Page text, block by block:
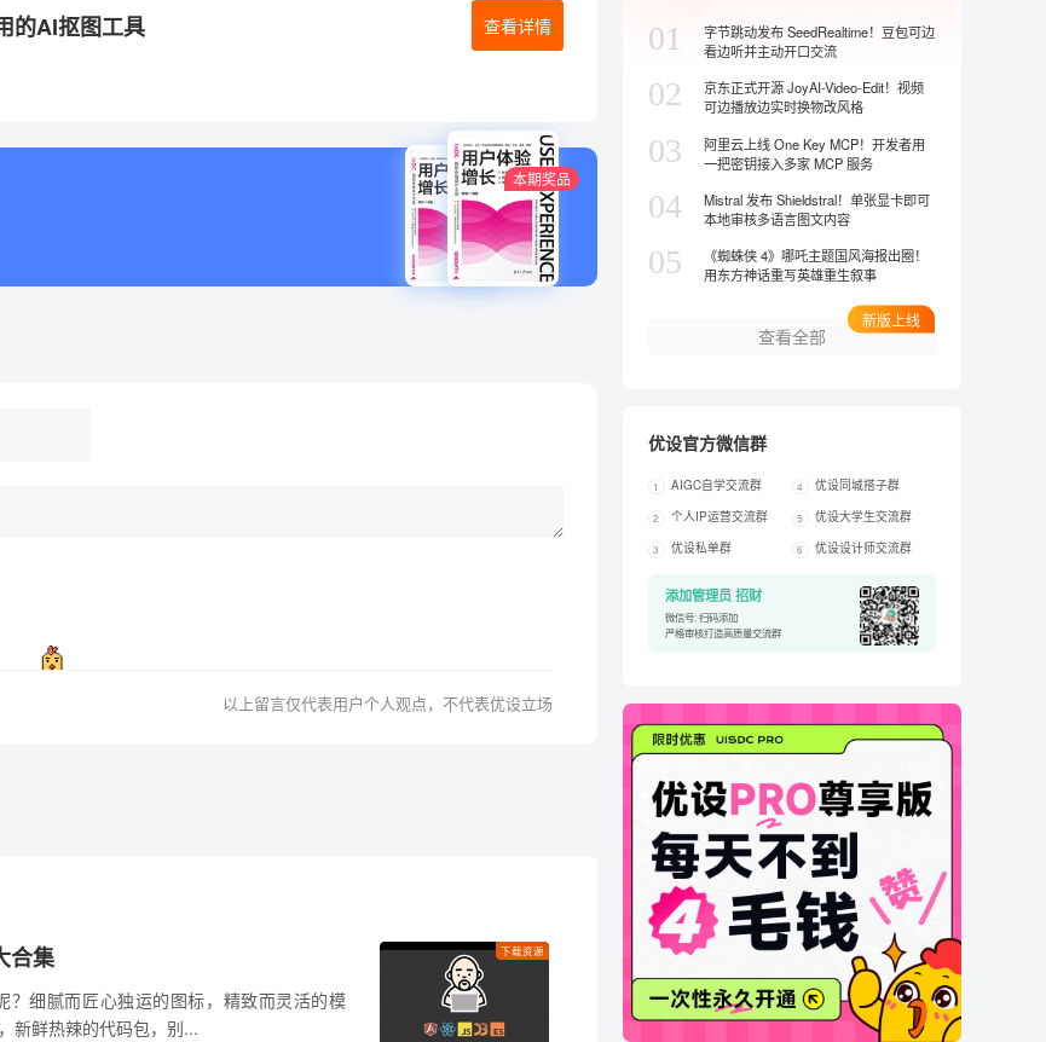
01
字节跳动发布 SeedRealtime！豆包可边
看边听并主动开口交流
02
京东正式开源 JoyAI-Video-Edit！视频
可边播放边实时换物改风格
03
阿里云上线 One Key MCP！开发者用
一把密钥接入多家 MCP 服务
04
Mistral 发布 Shieldstral！单张显卡即可
本地审核多语言图文内容
05
《蜘蛛侠 4》哪吒主题国风海报出圈！
用东方神话重写英雄重生叙事
查看全部
新版上线
优设官方微信群
1 AIGC自学交流群
2 个人IP运营交流群
3 优设私单群
4 优设同城搭子群
5 优设大学生交流群
6 优设设计师交流群
添加管理员 招财
微信号: 扫码添加
严格审核打造高质量交流群
的AI抠图工具 查看详情
本期奖品
以上留言仅代表用户个人观点，不代表优设立场
下载资源
合集
细腻而匠心独运的图标，精致而灵活的模
新鲜热辣的代码包，别...